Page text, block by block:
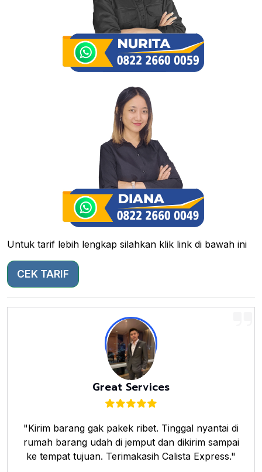
Untuk tarif lebih lengkap silahkan klik link di bawah ini
CEK TARIF
Great Services
"Kirim barang gak pakek ribet. Tinggal nyantai di
rumah barang udah di jemput dan dikirim sampai
ke tempat tujuan. Terimakasih Calista Express."